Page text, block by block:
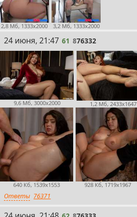
2,8 Мб, 1333x2000 3,2 Мб, 1333x2000
61
24 июня, 21:47 61 876332
9,6 Мб, 3000x2000 1,2 Мб, 2433x1647
640 Кб, 1539x1553 928 Кб, 1719x1967
Ответы 76371